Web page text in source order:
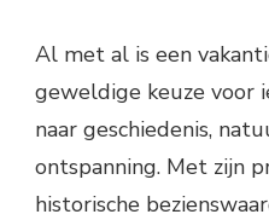
Al met al is een
geweldige keuze voor
naar geschiedenis,
ontspanning. Met zijn
historische